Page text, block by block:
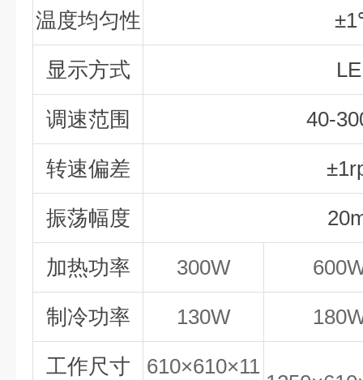
温度均匀性 ±1
显示方式
调速范围 40-
转速偏差
振荡幅度
加热功率 300W
制冷功率 130W
工作尺寸
610×610×11